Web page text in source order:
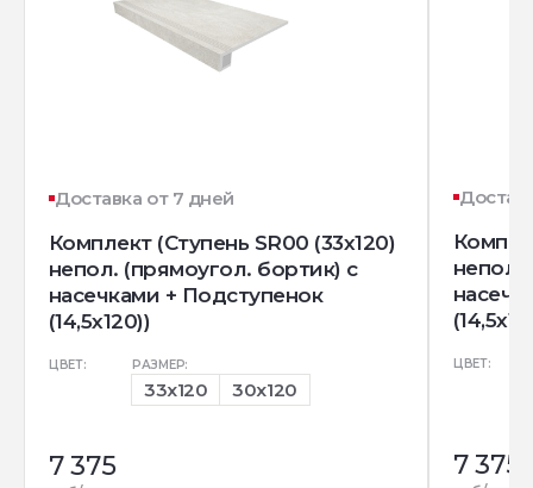
Доставка от 7 дней
Комплект (Ступень SR00 (33x120)
непол. (прямоугол. бортик) с
насечками + Подступенок
(14,5x120))
ЦВЕТ: РАЗМЕР:
33x120 30x120
7 375
непол.
ЦВЕТ:
7 375